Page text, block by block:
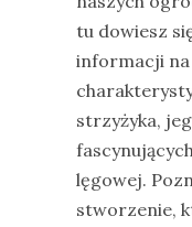
tu dowiesz
informacji
strzyżyka,
lęgowej.
stworzenie,